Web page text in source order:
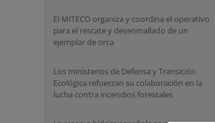
El MITECO organiza y coordina el operativo
para el rescate y desenmallado de un
ejemplar de orca
Los ministerios de Defensa y Transición
Ecológica refuerzan su colaboración en la
lucha contra incendios forestales